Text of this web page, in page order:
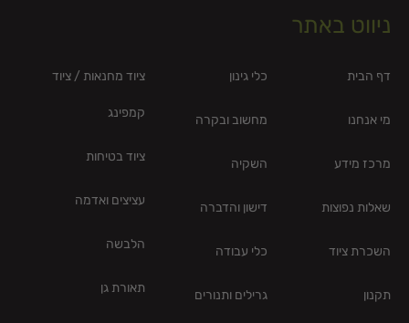
ניווט באתר
דף הבית
מי אנחנו
מרכז מידע
שאלות נפוצות
השכרת ציוד
תקנון
כלי גינון
מחשוב ובקרה
השקיה
דישון והדברה
כלי עבודה
גרילים ותנורים
ציוד מחנאות / ציוד
קמפינג
ציוד בטיחות
עציצים ואדמה
הלבשה
תאורת גן